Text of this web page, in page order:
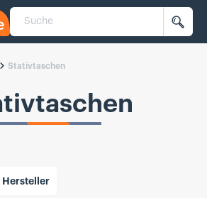
Suche
Stativtaschen
Hersteller